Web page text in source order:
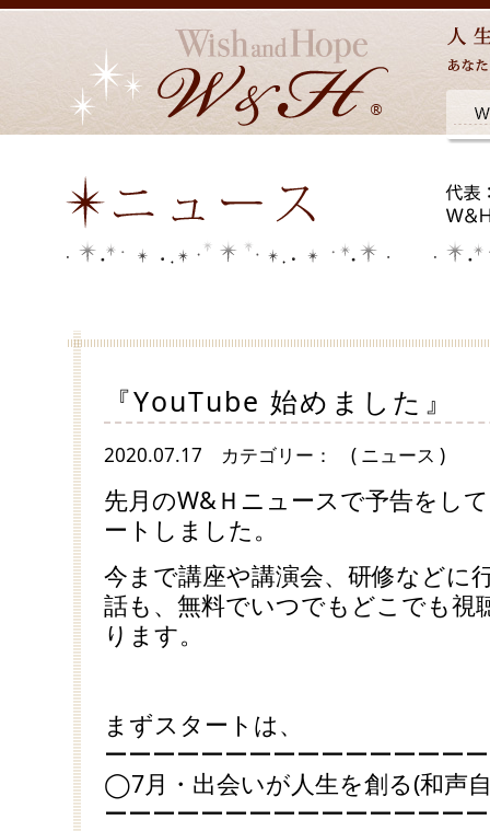
『YouTube 始めました』
2020.07.17 カテゴリー： ( ニュース )
先月のW&Ｈニュースで予告をし
ートしました。
今まで講座や講演会、研修などに
話も、無料でいつでもどこでも視
ります。
まずスタートは、
ーーーーーーーーーーーーーーー
◯7月・出会いが人生を創る(和声
ーーーーーーーーーーーーーーー